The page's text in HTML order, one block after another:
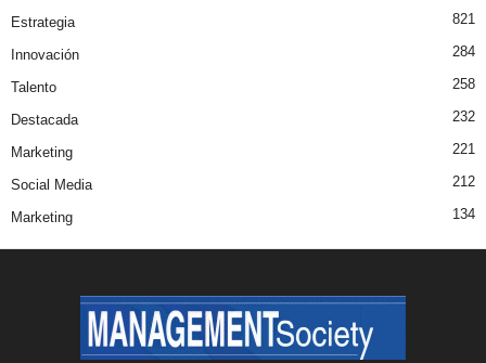
Estrategia 821
Innovación 284
Talento 258
Destacada 232
Marketing 221
Social Media 212
Marketing 134